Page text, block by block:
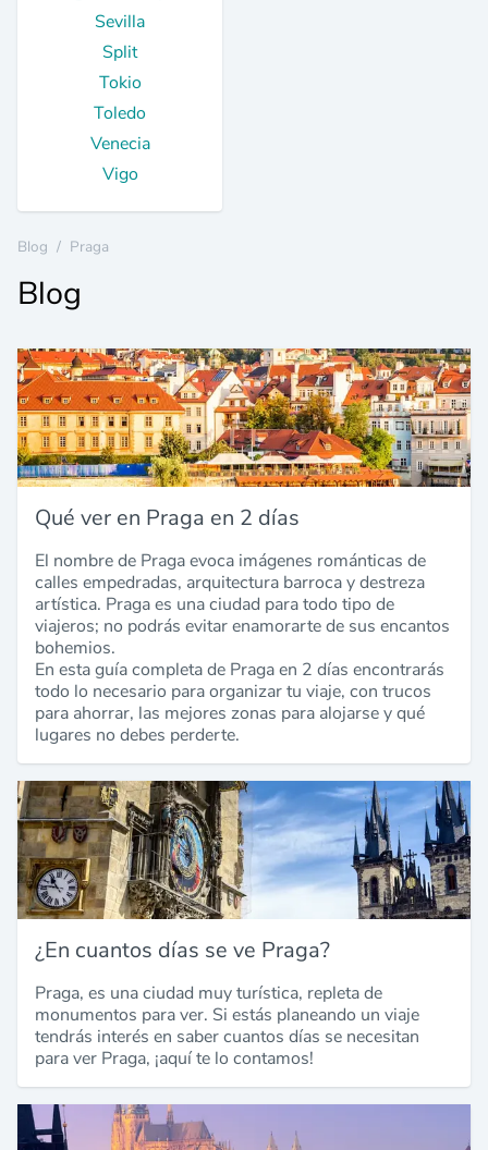
Sevilla
Split
Tokio
Toledo
Venecia
Vigo
Blog / Praga
Blog
Qué ver en Praga en 2 días
El nombre de Praga evoca imágenes románticas de
calles empedradas, arquitectura barroca y destreza
artística. Praga es una ciudad para todo tipo de
viajeros; no podrás evitar enamorarte de sus encantos
bohemios.
En esta guía completa de Praga en 2 días encontrarás
todo lo necesario para organizar tu viaje, con trucos
para ahorrar, las mejores zonas para alojarse y qué
lugares no debes perderte.
¿En cuantos días se ve Praga?
Praga, es una ciudad muy turística, repleta de
monumentos para ver. Si estás planeando un viaje
tendrás interés en saber cuantos días se necesitan
para ver Praga, ¡aquí te lo contamos!